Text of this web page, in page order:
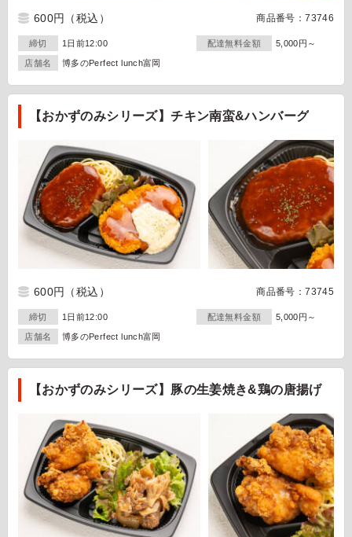
600円 （税込） 商品番号：73746
締切 1日前12:00 配達無料金額 5,000円～
店舗名 博多のPerfect lunch富岡
【おかずのみシリーズ】チキン南蛮&ハンバーグ
600円 （税込） 商品番号：73745
締切 1日前12:00 配達無料金額 5,000円～
店舗名 博多のPerfect lunch富岡
【おかずのみシリーズ】豚の生姜焼き&鶏の唐揚げ